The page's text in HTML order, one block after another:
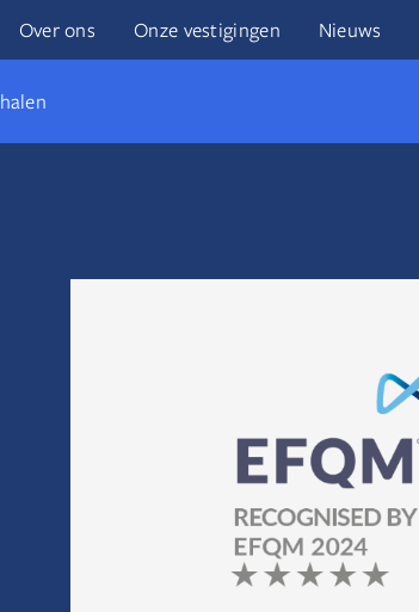
Over ons Onze vestigingen Nieuws